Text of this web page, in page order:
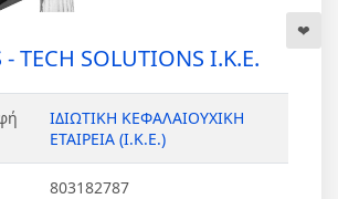
- TECH SOLUTIONS Ι.Κ.Ε.
ΙΔΙΩΤΙΚΗ ΚΕΦΑΛΑΙΟΥΧΙΚΗ
ΕΤΑΙΡΕΙΑ (Ι.Κ.Ε.)
803182787